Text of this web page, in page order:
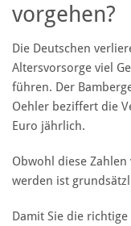
vorgehen?
Die Deutschen
Altersvorsorge viel
führen. Der
Oehler beziffert die
Euro jährlich.
Obwohl diese
werden ist
Damit Sie die